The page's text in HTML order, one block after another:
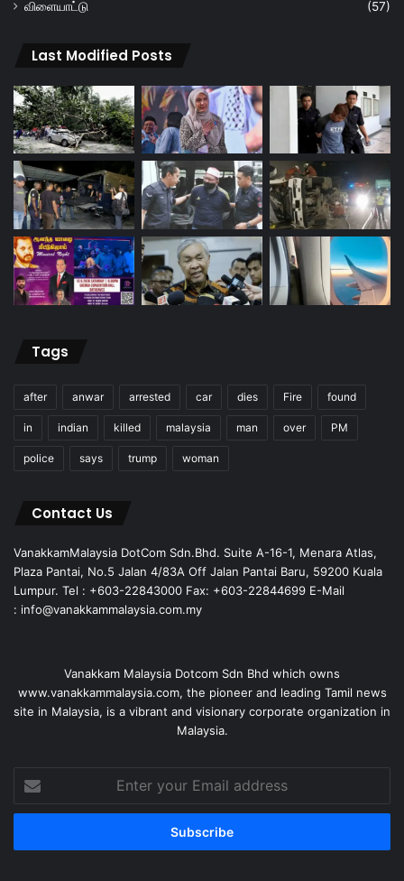
விளையாட்டு
(57)
Last Modified Posts
Tags
after anwar arrested car dies Fire found
in indian killed malaysia man over PM
police says trump woman
Contact Us
VanakkamMalaysia DotCom Sdn.Bhd. Suite A-16-1, Menara Atlas,
Plaza Pantai, No.5 Jalan 4/83A Off Jalan Pantai Baru, 59200 Kuala
Lumpur. Tel : +603-22843000 Fax: +603-22844699 E-Mail
: info@vanakkammalaysia.com.my
Vanakkam Malaysia Dotcom Sdn Bhd which owns
www.vanakkammalaysia.com, the pioneer and leading Tamil news
site in Malaysia, is a vibrant and visionary corporate organization in
Malaysia.
your
Email